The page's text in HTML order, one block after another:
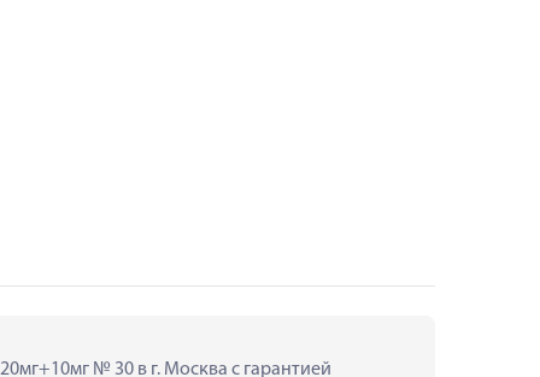
№ 30 в г. Москва с гарантией